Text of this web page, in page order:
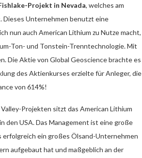
Projekt in Nevada, welches am
Dieses Unternehmen benutzt eine
nun auch American Lithium zu Nutze macht,
Ton- und Tonstein-Trenntechnologie. Mit
Die Aktie von Global Geoscience brachte es
des Aktienkurses erzielte für Anleger, die
von 614%!
Projekten sitzt das American Lithium
USA. Das Management ist eine große
erfolgreich ein großes Ölsand-Unternehmen
aufgebaut hat und maßgeblich an der